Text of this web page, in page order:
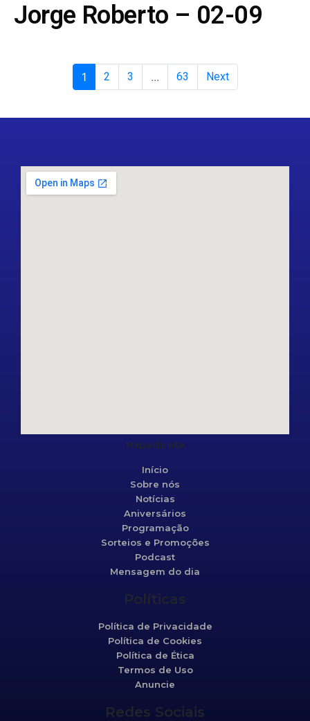
Jorge Roberto – 02-09
1 2 3 ... 63 Next
Mapa do site
Início
Sobre nós
Notícias
Aniversários
Programação
Sorteios e Promoções
Podcast
Mensagem do dia
Políticas
Política de Privacidade
Política de Cookies
Política de Ética
Termos de Uso
Anuncie
Redes Sociais